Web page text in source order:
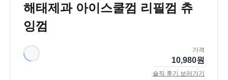
해태제과 아이스쿨껌 리필껌 츄
잉껌
가격
10,980원
솔직 후기 보러가기